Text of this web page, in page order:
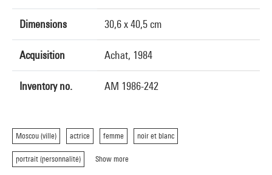
Dimensions 30,6 x 40,5 cm
Acquisition Achat, 1984
Inventory no. AM 1986-242
Moscou (ville) actrice femme noir et blanc
portrait (personnalité) Show more